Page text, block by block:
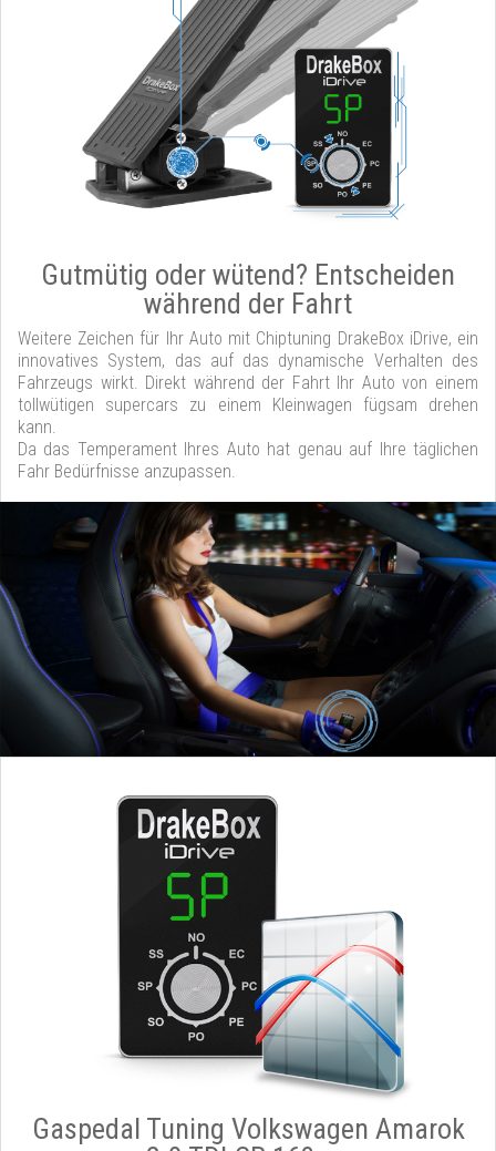
Gutmütig oder wütend? Entscheiden
während der Fahrt
Weitere Zeichen für Ihr Auto mit Chiptuning DrakeBox iDrive, ein
innovatives System, das auf das dynamische Verhalten des
Fahrzeugs wirkt. Direkt während der Fahrt Ihr Auto von einem
tollwütigen supercars zu einem Kleinwagen fügsam drehen
kann.
Da das Temperament Ihres Auto hat genau auf Ihre täglichen
Fahr Bedürfnisse anzupassen.
Gaspedal Tuning Volkswagen Amarok